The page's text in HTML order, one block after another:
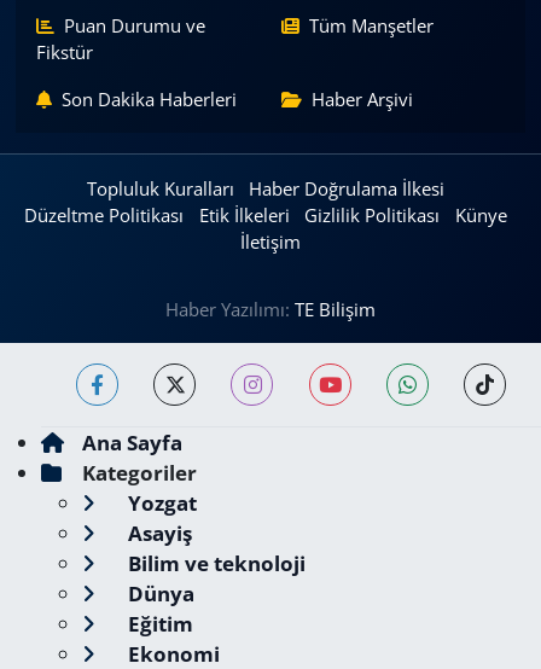
Puan Durumu ve
Fikstür
Tüm Manşetler
Son Dakika Haberleri Haber Arşivi
Topluluk Kuralları
Haber Doğrulama İlkesi
Düzeltme Politikası
Etik İlkeleri Gizlilik Politikası
Künye
İletişim
Haber Yazılımı: TE Bilişim
Ana Sayfa
Kategoriler
Yozgat
Asayiş
Bilim ve teknoloji
Dünya
Eğitim
Ekonomi